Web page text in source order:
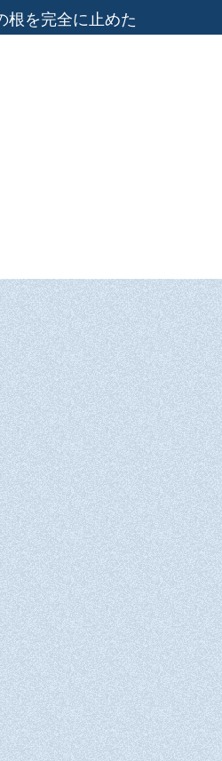
根を完全に止めた